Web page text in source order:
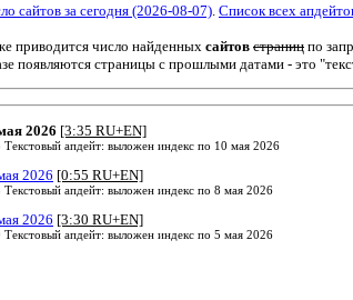
сайтов за сегодня (2026-08-07) Список всех
приводится число найденных сайтов страниц по
появляются страницы с прошлыми датами - это
2026 [3:35 RU+EN]
Текстовый апдейт: выложен индекс по 10 мая 2026
2026 [0:55 RU+EN]
Текстовый апдейт: выложен индекс по 8 мая 2026
2026 [3:30 RU+EN]
Текстовый апдейт: выложен индекс по 5 мая 2026